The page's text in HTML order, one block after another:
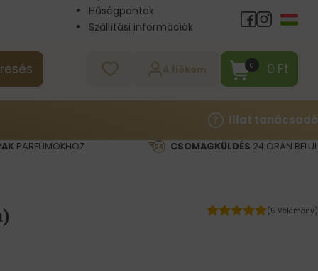
Hűségpontok
Szállítási információk
0 0 Ft
Illat tanácsadó
PARFÜMÖKHÖZ CSOMAGKÜLDÉS 24 ÓRÁN BELÜL
(5 Vélemény)